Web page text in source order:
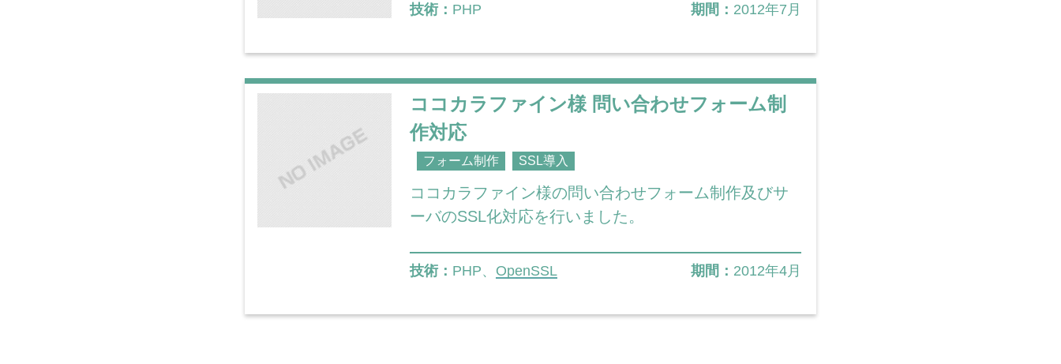
技術： PHP 期間： 2012年7月
ココカラファイン様 問い合わせフォーム制
作対応
フォーム制作 SSL導入
ココカラファイン様の問い合わせフォーム制作及びサ
ーバのSSL化対応を行いました。
技術： PHP、 OpenSSL 期間： 2012年4月